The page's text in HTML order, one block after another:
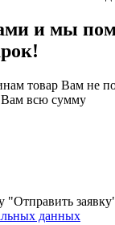
и мы
товар Вам не
Вам всю сумму
данных